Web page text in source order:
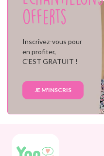
offerts
Inscrivez-vous pour
en profiter,
C'EST GRATUIT !
JE M'INSCRIS